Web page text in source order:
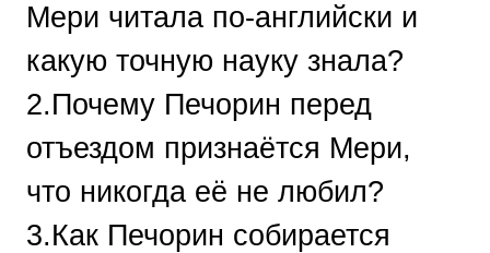
Мери читала по-английски и
какую точную науку знала?
2.Почему Печорин перед
отъездом признаётся Мери,
что никогда её не любил?
3.Как Печорин собирается